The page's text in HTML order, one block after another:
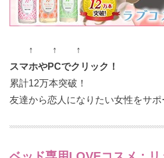
↑ ↑ ↑
スマホやPCでクリック！
累計12万本突破！
友達から恋人になりたい女性をサ